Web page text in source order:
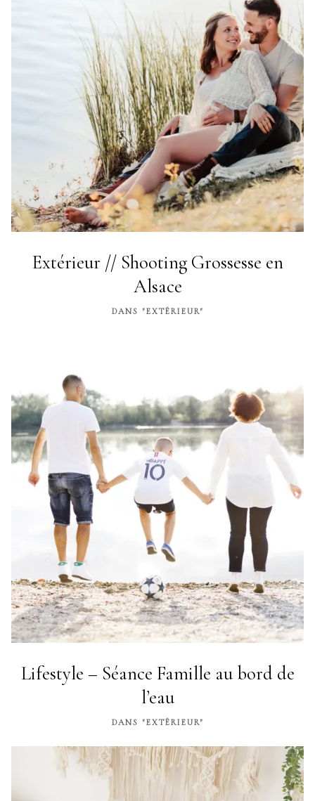
Extérieur // Shooting Grossesse en
Alsace
DANS "EXTÉRIEUR"
Lifestyle – Séance Famille au bord de
l’eau
DANS "EXTÉRIEUR"